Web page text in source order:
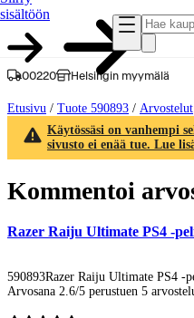
sisältöön
00220 Helsingin myymälä
Etusivu / Tuote 590893 / Arvostelut
Käytössäsi on vanhempi
sivusto ei enää tue. Lue
Kommentoi
Razer Raiju Ultimate PS4 -
590893Razer Raiju Ultimate PS4 -
Arvosana 2.6/5 perustuen 5